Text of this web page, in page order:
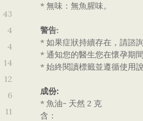
43
4
4
14
12
6
11
* 無味：無魚腥味。
警告:
* 如果症狀持續存在，請諮
* 通知您的醫生您在懷孕期
* 始終閱讀標籤並遵循使用說
成份:
* 魚油- 天然 2 克
含：